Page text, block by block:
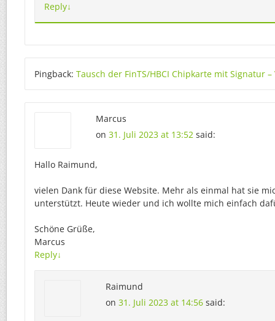
Reply↓
Pingback: Tausch der FinTS/HBCI Chipkarte mit Signatur –
Marcus
on 31. Juli 2023 at 13:52 said:
Hallo Raimund,
vielen Dank für diese Website. Mehr als einmal hat sie
unterstützt. Heute wieder und ich wollte mich einfach
Schöne Grüße,
Marcus
Reply↓
Raimund
on 31. Juli 2023 at 14:56 said: